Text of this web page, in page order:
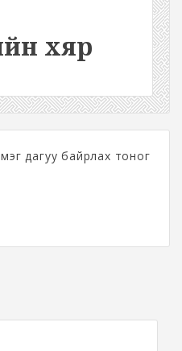
хяр
дагуу байрлах тоног